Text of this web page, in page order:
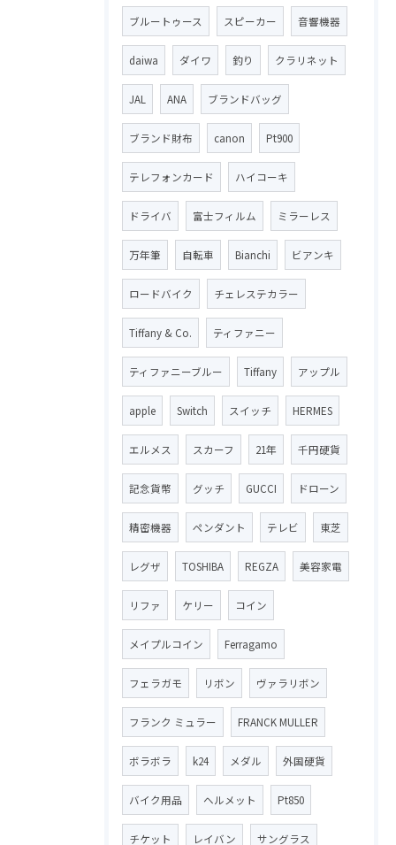
ブルートゥース スピーカー 音響機器
daiwa ダイワ 釣り クラリネット
JAL ANA ブランドバッグ
ブランド財布 canon Pt900
テレフォンカード ハイコーキ
ドライバ 富士フィルム ミラーレス
万年筆 自転車 Bianchi ビアンキ
ロードバイク チェレステカラー
Tiffany & Co. ティファニー
ティファニーブルー Tiffany アップル
apple Switch スイッチ HERMES
エルメス スカーフ 21年 千円硬貨
記念貨幣 グッチ GUCCI ドローン
精密機器 ペンダント テレビ 東芝
レグザ TOSHIBA REGZA 美容家電
リファ ケリー コイン
メイプルコイン Ferragamo
フェラガモ リボン ヴァラリボン
フランク ミュラー FRANCK MULLER
ボラボラ k24 メダル 外国硬貨
バイク用品 ヘルメット Pt850
チケット レイバン サングラス